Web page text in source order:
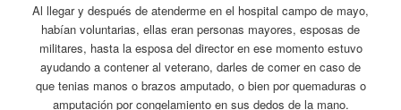
Al llegar y después de atenderme en el hospital campo de mayo,
habían voluntarias, ellas eran personas mayores, esposas de
militares, hasta la esposa del director en ese momento estuvo
ayudando a contener al veterano, darles de comer en caso de
que tenias manos o brazos amputado, o bien por quemaduras o
amputación por congelamiento en sus dedos de la mano.